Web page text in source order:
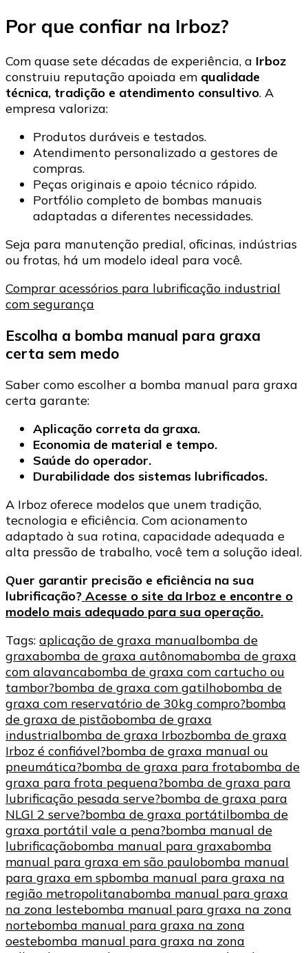
Por que confiar na Irboz?
Com quase sete décadas de experiência, a Irboz
construiu reputação apoiada em qualidade
técnica, tradição e atendimento consultivo. A
empresa valoriza:
Produtos duráveis e testados.
Atendimento personalizado a gestores de
compras.
Peças originais e apoio técnico rápido.
Portfólio completo de bombas manuais
adaptadas a diferentes necessidades.
Seja para manutenção predial, oficinas, indústrias
ou frotas, há um modelo ideal para você.
Comprar acessórios para lubrificação industrial
com segurança
Escolha a bomba manual para graxa
certa sem medo
Saber como escolher a bomba manual para graxa
certa garante:
Aplicação correta da graxa.
Economia de material e tempo.
Saúde do operador.
Durabilidade dos sistemas lubrificados.
A Irboz oferece modelos que unem tradição,
tecnologia e eficiência. Com acionamento
adaptado à sua rotina, capacidade adequada e
alta pressão de trabalho, você tem a solução ideal.
Quer garantir precisão e eficiência na sua
lubrificação? Acesse o site da Irboz e encontre o
modelo mais adequado para sua operação.
Tags: aplicação de graxa manualbomba de
graxabomba de graxa autônomabomba de graxa
com alavancabomba de graxa com cartucho ou
tambor?bomba de graxa com gatilhobomba de
graxa com reservatório de 30kg compro?bomba
de graxa de pistãobomba de graxa
industrialbomba de graxa Irbozbomba de graxa
Irboz é confiável?bomba de graxa manual ou
pneumática?bomba de graxa para frotabomba de
graxa para frota pequena?bomba de graxa para
lubrificação pesada serve?bomba de graxa para
NLGI 2 serve?bomba de graxa portátilbomba de
graxa portátil vale a pena?bomba manual de
lubrificaçãobomba manual para graxabomba
manual para graxa em são paulobomba manual
para graxa em spbomba manual para graxa na
região metropolitanabomba manual para graxa
na zona lestebomba manual para graxa na zona
nortebomba manual para graxa na zona
oestebomba manual para graxa na zona